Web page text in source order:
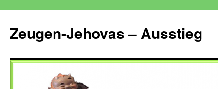
springen
Zeugen-Jehovas – Ausstieg